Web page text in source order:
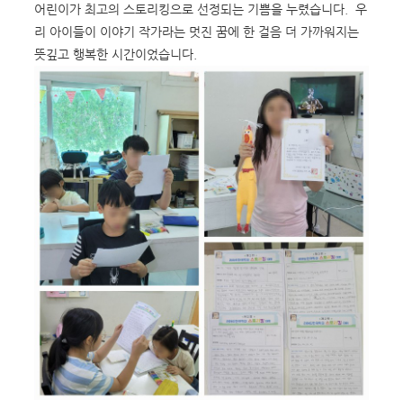
어린이가 최고의 스토리킹으로 선정되는 기쁨을 누렸습니다. 우
리 아이들이 이야기 작가라는 멋진 꿈에 한 걸음 더 가까워지는
뜻깊고 행복한 시간이었습니다.